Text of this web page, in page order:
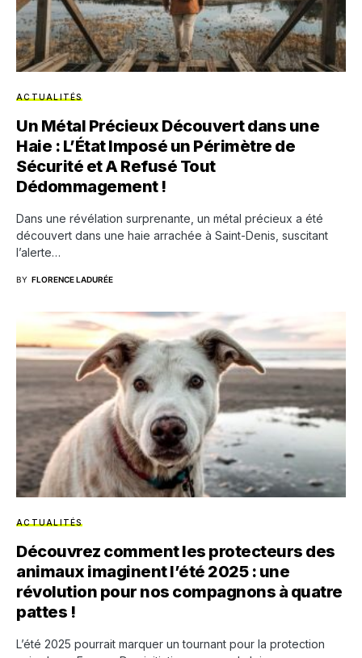
ACTUALITÉS
Un Métal Précieux Découvert dans une
Haie : L’État Imposé un Périmètre de
Sécurité et A Refusé Tout
Dédommagement !
Dans une révélation surprenante, un métal précieux a été
découvert dans une haie arrachée à Saint-Denis, suscitant
l’alerte…
BY FLORENCE LADURÉE
ACTUALITÉS
Découvrez comment les protecteurs des
animaux imaginent l’été 2025 : une
révolution pour nos compagnons à quatre
pattes !
L’été 2025 pourrait marquer un tournant pour la protection